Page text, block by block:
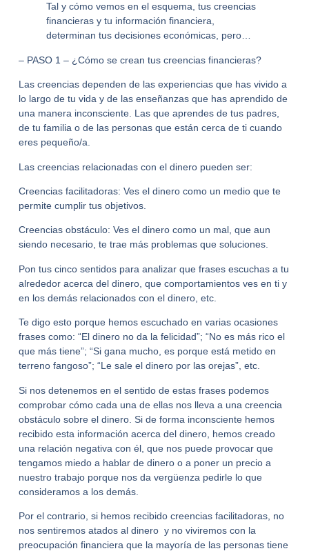
Tal y cómo vemos en el esquema, tus creencias
financieras y tu información financiera,
determinan tus decisiones económicas, pero…
– PASO 1 – ¿Cómo se crean tus creencias financieras?
Las creencias dependen de las experiencias que has vivido a
lo largo de tu vida y de las enseñanzas que has aprendido de
una manera inconsciente. Las que aprendes de tus padres,
de tu familia o de las personas que están cerca de ti cuando
eres pequeño/a.
Las creencias relacionadas con el dinero pueden ser:
Creencias facilitadoras: Ves el dinero como un medio que te
permite cumplir tus objetivos.
Creencias obstáculo: Ves el dinero como un mal, que aun
siendo necesario, te trae más problemas que soluciones.
Pon tus cinco sentidos para analizar que frases escuchas a tu
alrededor acerca del dinero, que comportamientos ves en ti y
en los demás relacionados con el dinero, etc.
Te digo esto porque hemos escuchado en varias ocasiones
frases como: “El dinero no da la felicidad”; “No es más rico el
que más tiene”; “Si gana mucho, es porque está metido en
terreno fangoso”; “Le sale el dinero por las orejas”, etc.
Si nos detenemos en el sentido de estas frases podemos
comprobar cómo cada una de ellas nos lleva a una creencia
obstáculo sobre el dinero. Si de forma inconsciente hemos
recibido esta información acerca del dinero, hemos creado
una relación negativa con él, que nos puede provocar que
tengamos miedo a hablar de dinero o a poner un precio a
nuestro trabajo porque nos da vergüenza pedirle lo que
consideramos a los demás.
Por el contrario, si hemos recibido creencias facilitadoras, no
nos sentiremos atados al dinero y no viviremos con la
preocupación financiera que la mayoría de las personas tiene